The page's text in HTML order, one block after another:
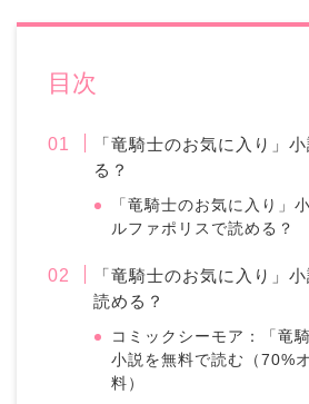
目次
「竜騎士のお気に入り」
る？
「竜騎士のお気に入り」
ルファポリスで読める？
「竜騎士のお気に入り」
読める？
コミックシーモア：「竜
小説を無料で読む（70%
料）